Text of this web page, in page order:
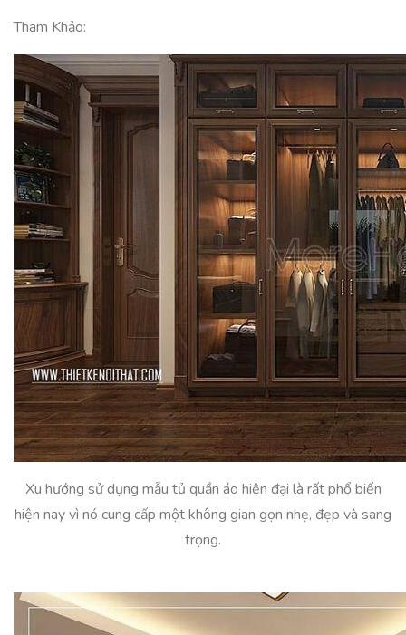
Tham Khảo:
Xu hướng sử dụng mẫu tủ quần áo hiện đại là rất phổ biến
hiện nay vì nó cung cấp một không gian gọn nhẹ, đẹp và sang
trọng.